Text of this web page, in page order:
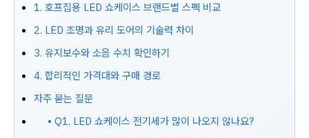
1. 호프집용 LED 쇼케이스 브랜드별 스펙 비교
2. LED 조명과 유리 도어의 기술력 차이
3. 유지보수와 소음 수치 확인하기
4. 합리적인 가격대와 구매 경로
자주 묻는 질문
• Q1. LED 쇼케이스 전기세가 많이 나오지 않나요?